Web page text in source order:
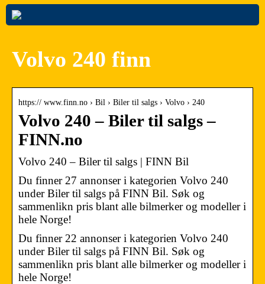
Volvo 240 finn
https:// www.finn.no › Bil › Biler til salgs › Volvo › 240
Volvo 240 – Biler til salgs –
FINN.no
Volvo 240 – Biler til salgs | FINN Bil
Du finner 27 annonser i kategorien Volvo 240
under Biler til salgs på FINN Bil. Søk og
sammenlikn pris blant alle bilmerker og modeller i
hele Norge!
Du finner 22 annonser i kategorien Volvo 240
under Biler til salgs på FINN Bil. Søk og
sammenlikn pris blant alle bilmerker og modeller i
hele Norge!